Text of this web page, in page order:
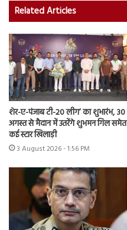
Related Articles
शेर-ए-पंजाब टी-20 लीग’ का शुभारंभ, 30
अगस्त से मैदान में उतरेंगे शुभमन गिल समेत
कई स्टार खिलाड़ी
3 August 2026 - 1:56 PM